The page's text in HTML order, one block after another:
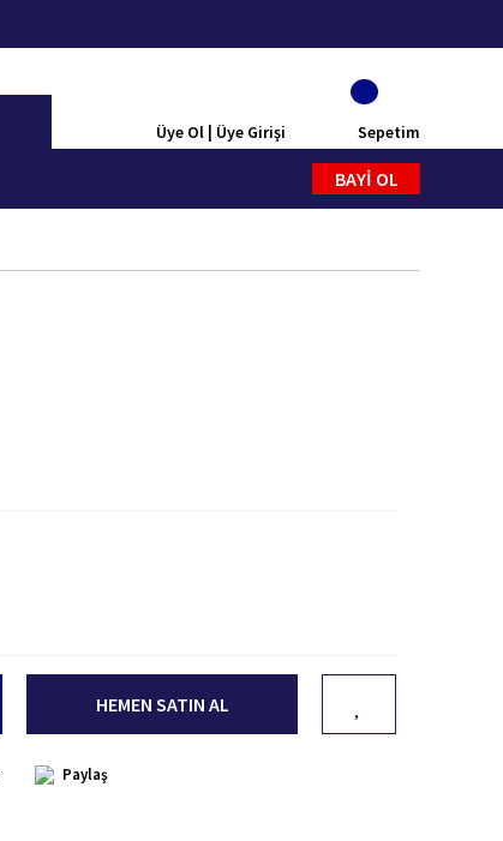
Üye Ol | Üye Girişi Sepetim
BAYİ OL
HEMEN SATIN AL
Paylaş